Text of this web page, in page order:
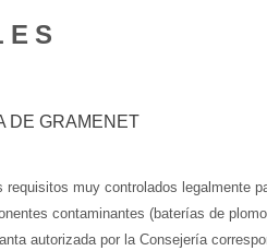
DE GRAMENET
muy controlados legalmente
contaminantes (baterías de
autorizada por la Consejería